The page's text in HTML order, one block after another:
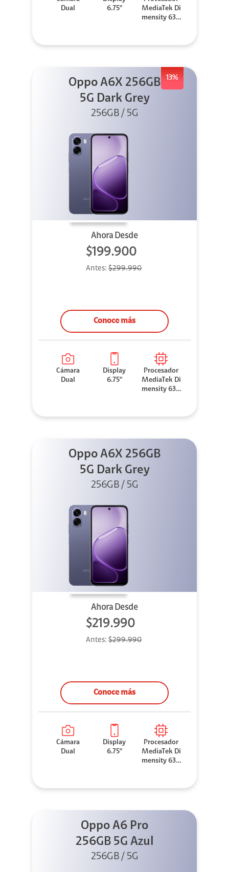
Dual
6.75"
MediaTek Di
mensity 630
13%
Oppo A6X 256GB
5G Dark Grey
256GB / 5G
Ahora Desde
$199.900
Antes: $299.990
Conoce más
Cámara
Dual
Display
6.75"
Procesador
MediaTek Di
mensity 630
Oppo A6X 256GB
5G Dark Grey
256GB / 5G
Ahora Desde
$219.990
Antes: $299.990
Conoce más
Cámara
Dual
Display
6.75"
Procesador
MediaTek Di
mensity 630
Oppo A6 Pro
256GB 5G Azul
256GB / 5G